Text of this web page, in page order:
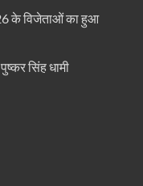
चित्तौडगढ़ सांसद सीपी जोशी ने
के विजेताओं का हुआ
सिंह धामी